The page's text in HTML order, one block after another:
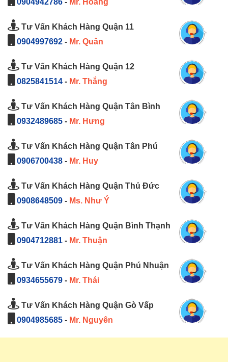
0904942786 - Mr. Hoàng
Tư Vấn Khách Hàng Quận 11
0904997692 - Mr. Quân
Tư Vấn Khách Hàng Quận 12
0825841514 - Mr. Thắng
Tư Vấn Khách Hàng Quận Tân Bình
0932489685 - Mr. Hưng
Tư Vấn Khách Hàng Quận Tân Phú
0906700438 - Mr. Huy
Tư Vấn Khách Hàng Quận Thủ Đức
0908648509 - Ms. Như Ý
Tư Vấn Khách Hàng Quận Bình Thạnh
0904712881 - Mr. Thuận
Tư Vấn Khách Hàng Quận Phú Nhuận
0934655679 - Mr. Thái
Tư Vấn Khách Hàng Quận Gò Vấp
0904985685 - Mr. Nguyên